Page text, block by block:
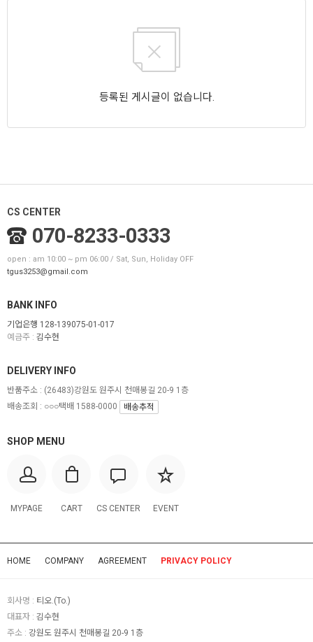
등록된 게시글이 없습니다.
CS CENTER
070-8233-0333
open : am 10:00 ~ pm 06:00 / Sat, Sun, Holiday OFF
tgus3253@gmail.com
BANK INFO
기업은행 128-139075-01-017
예금주 : 김수현
SHOP MENU
MYPAGE CART CS CENTER EVENT
DELIVERY INFO
반품주소 : (26483)강원도 원주시 천매봉길 20-9 1층
배송조회 : ○○○택배 1588-0000
배송추적
HOME COMPANY AGREEMENT PRIVACY POLICY
회사명 : 티오.(To.)
대표자 : 김수현
주소 : 강원도 원주시 천매봉길 20-9 1층